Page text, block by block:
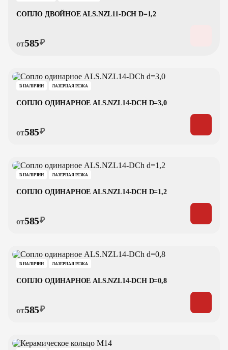
СОПЛО ДВОЙНОЕ ALS.NZL11-DCH D=1,2
от585₽
В НАЛИЧИИ ЛАЗЕРНАЯ РЕЗКА
СОПЛО ОДИНАРНОЕ ALS.NZL14-DCH D=3,0
от585₽
В НАЛИЧИИ ЛАЗЕРНАЯ РЕЗКА
СОПЛО ОДИНАРНОЕ ALS.NZL14-DCH D=1,2
от585₽
В НАЛИЧИИ ЛАЗЕРНАЯ РЕЗКА
СОПЛО ОДИНАРНОЕ ALS.NZL14-DCH D=0,8
от585₽